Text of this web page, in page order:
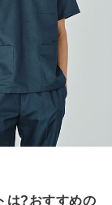
は?おすすめの